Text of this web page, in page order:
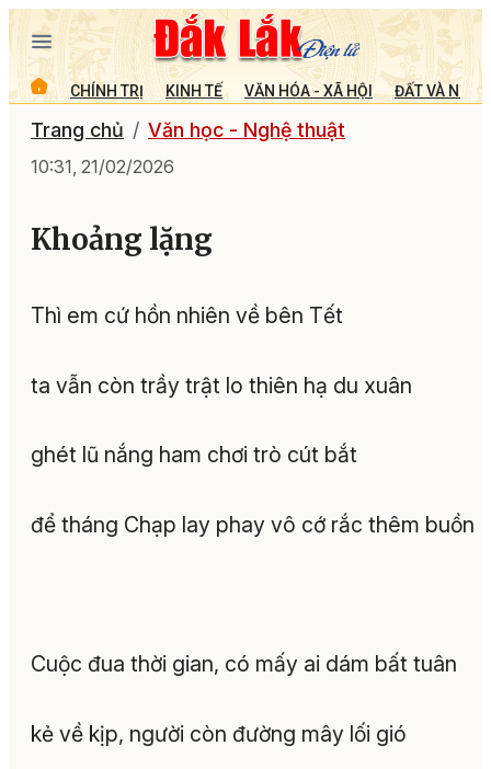
CHÍNH TRỊ KINH TẾ VĂN HÓA - XÃ HỘI ĐẤT VÀ
Trang chủ Văn học - Nghệ thuật
10:31, 21/02/2026
Khoảng lặng
Thì em cứ hồn nhiên về bên Tết
ta vẫn còn trầy trật lo thiên hạ du xuân
ghét lũ nắng ham chơi trò cút bắt
để tháng Chạp lay phay vô cớ rắc thêm buồn
Cuộc đua thời gian, có mấy ai dám bất tuân
kẻ về kịp, người còn đường mây lối gió